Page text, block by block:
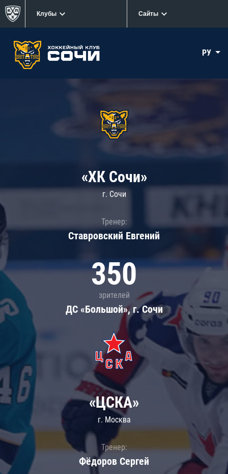
Клубы Сайты
РУ
«ХК Сочи»
г. Сочи
Тренер:
Ставровский Евгений
350
зрителей
ДС «Большой», г. Сочи
«ЦСКА»
г. Москва
Тренер:
Фёдоров Сергей